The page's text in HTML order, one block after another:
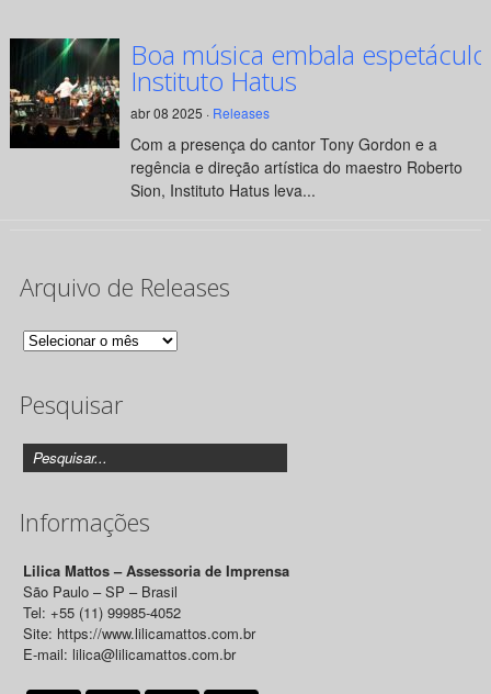
Boa música embala
Instituto Hatus
abr 08 2025 · Releases
Com a presença do cantor Tony Gordon e a
regência e direção artística do maestro Roberto
Sion, Instituto Hatus leva...
Arquivo de Releases
Arquivo
Releases
Pesquisar
Informações
Lilica Mattos – Assessoria de Imprensa
São Paulo – SP – Brasil
Tel: +55 (11) 99985-4052
Site: https://www.lilicamattos.com.br
E-mail: lilica@lilicamattos.com.br